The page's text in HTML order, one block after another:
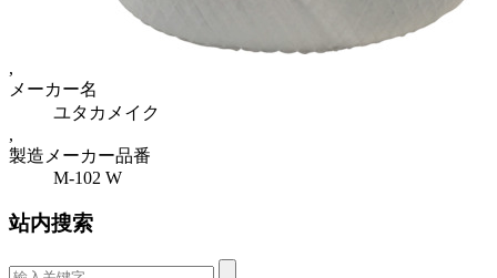
,
メーカー名
ユタカメイク
,
製造メーカー品番
M-102 W
站内搜索